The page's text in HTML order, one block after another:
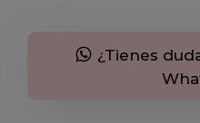
¿Tienes